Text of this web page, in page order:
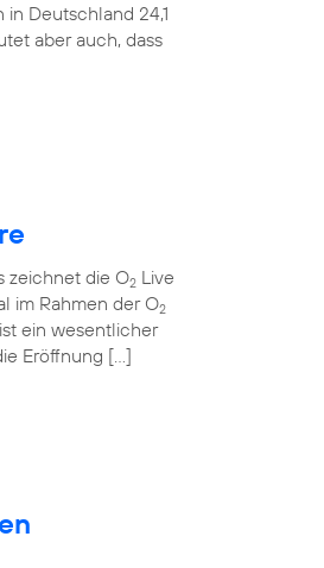
Deutschland 24,1
aber auch, dass
zeichnet die O2 Live
im Rahmen der O2
ein wesentlicher
Eröffnung […]